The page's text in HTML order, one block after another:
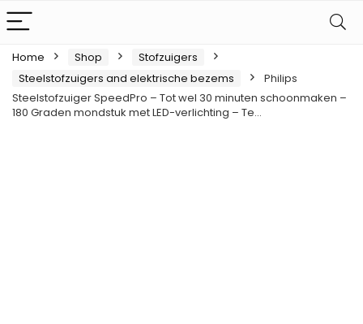
Home Shop
Stofzuigers
Steelstofzuigers and elektrische bezems
Philips
Steelstofzuiger SpeedPro – Tot wel 30 minuten schoonmaken –
180 Graden mondstuk met LED-verlichting – Te…